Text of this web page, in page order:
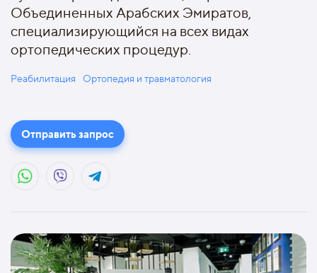
Объединенных Арабских Эмиратов,
специализирующийся на всех видах
ортопедических процедур.
Реабилитация Ортопедия и травматология
Отправить запрос